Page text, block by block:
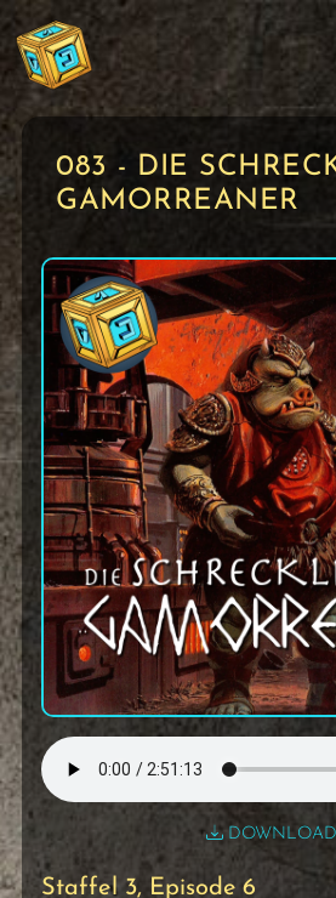
083 - DIE
GAMORREANER
DOWNLOAD
Staffel 3, Episode 6